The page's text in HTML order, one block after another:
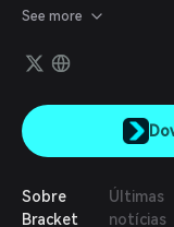
Brackets são faixas
See more
Sobre
Bracket
Últimas
notícias